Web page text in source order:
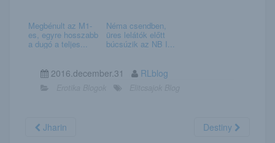
Megbénult az M1-
es, egyre hosszabb
a dugó a teljes...
Néma csendben,
üres lelátók előtt
búcsúzik az NB I...
2016.december.31 RLblog
Jharin Destiny